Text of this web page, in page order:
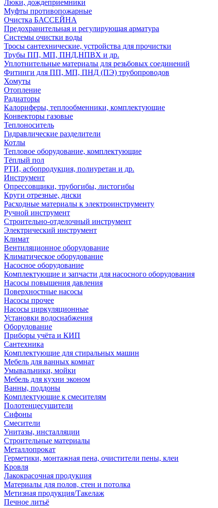
Люки, дождеприемники
Муфты противопожарные
Очистка БАССЕЙНА
Предохранительная и регулирующая арматура
Системы очистки воды
Тросы сантехнические, устройства для прочистки
Трубы ПП, МП, ПНД,НПВХ и др.
Уплотнительные материалы для резьбовых соединений
Фитинги для ПП, МП, ПНД (ПЭ) трубопроводов
Хомуты
Отопление
Радиаторы
Калориферы, теплообменники, комплектующие
Конвекторы газовые
Теплоноситель
Гидравлические разделители
Котлы
Тепловое оборудование, комплектующие
Тёплый пол
РТИ, асбопродукция, полиуретан и др.
Инструмент
Опрессовщики, трубогибы, листогибы
Круги отрезные, диски
Расходные материалы к электроинструменту
Ручной инструмент
Строительно-отделочный инструмент
Электрический инструмент
Климат
Вентиляционное оборудование
Климатическое оборудование
Насосное оборудование
Комплектующие и запчасти для насосного оборудования
Насосы повышения давления
Поверхностные насосы
Насосы прочее
Насосы циркуляционные
Установки водоснабжения
Оборудование
Приборы учёта и КИП
Сантехника
Комплектующие для стиральных машин
Мебель для ванных комнат
Умывальники, мойки
Мебель для кухни эконом
Ванны, поддоны
Комплектующие к смесителям
Полотенцесушители
Сифоны
Смесители
Унитазы, инсталляции
Строительные материалы
Металлопрокат
Герметики, монтажная пена, очистители пены, клеи
Кровля
Лакокрасочная продукция
Материалы для полов, стен и потолка
Метизная продукция/Такелаж
Печное литьё